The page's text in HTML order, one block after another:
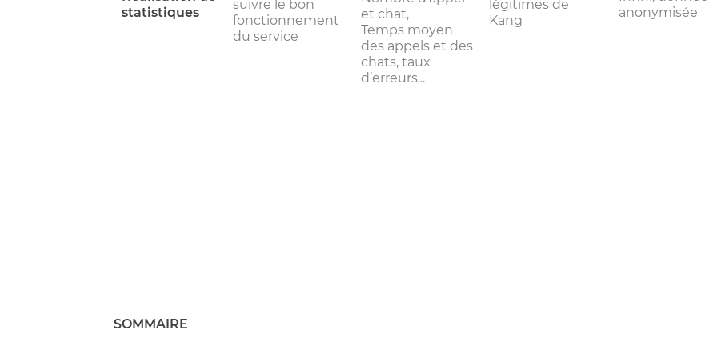
statistiques
suivre le bon
fonctionnement
du service
et chat,
Temps moyen
des appels et des
chats, taux
d’erreurs...
légitimes de
Kang
anonymisée
SOMMAIRE